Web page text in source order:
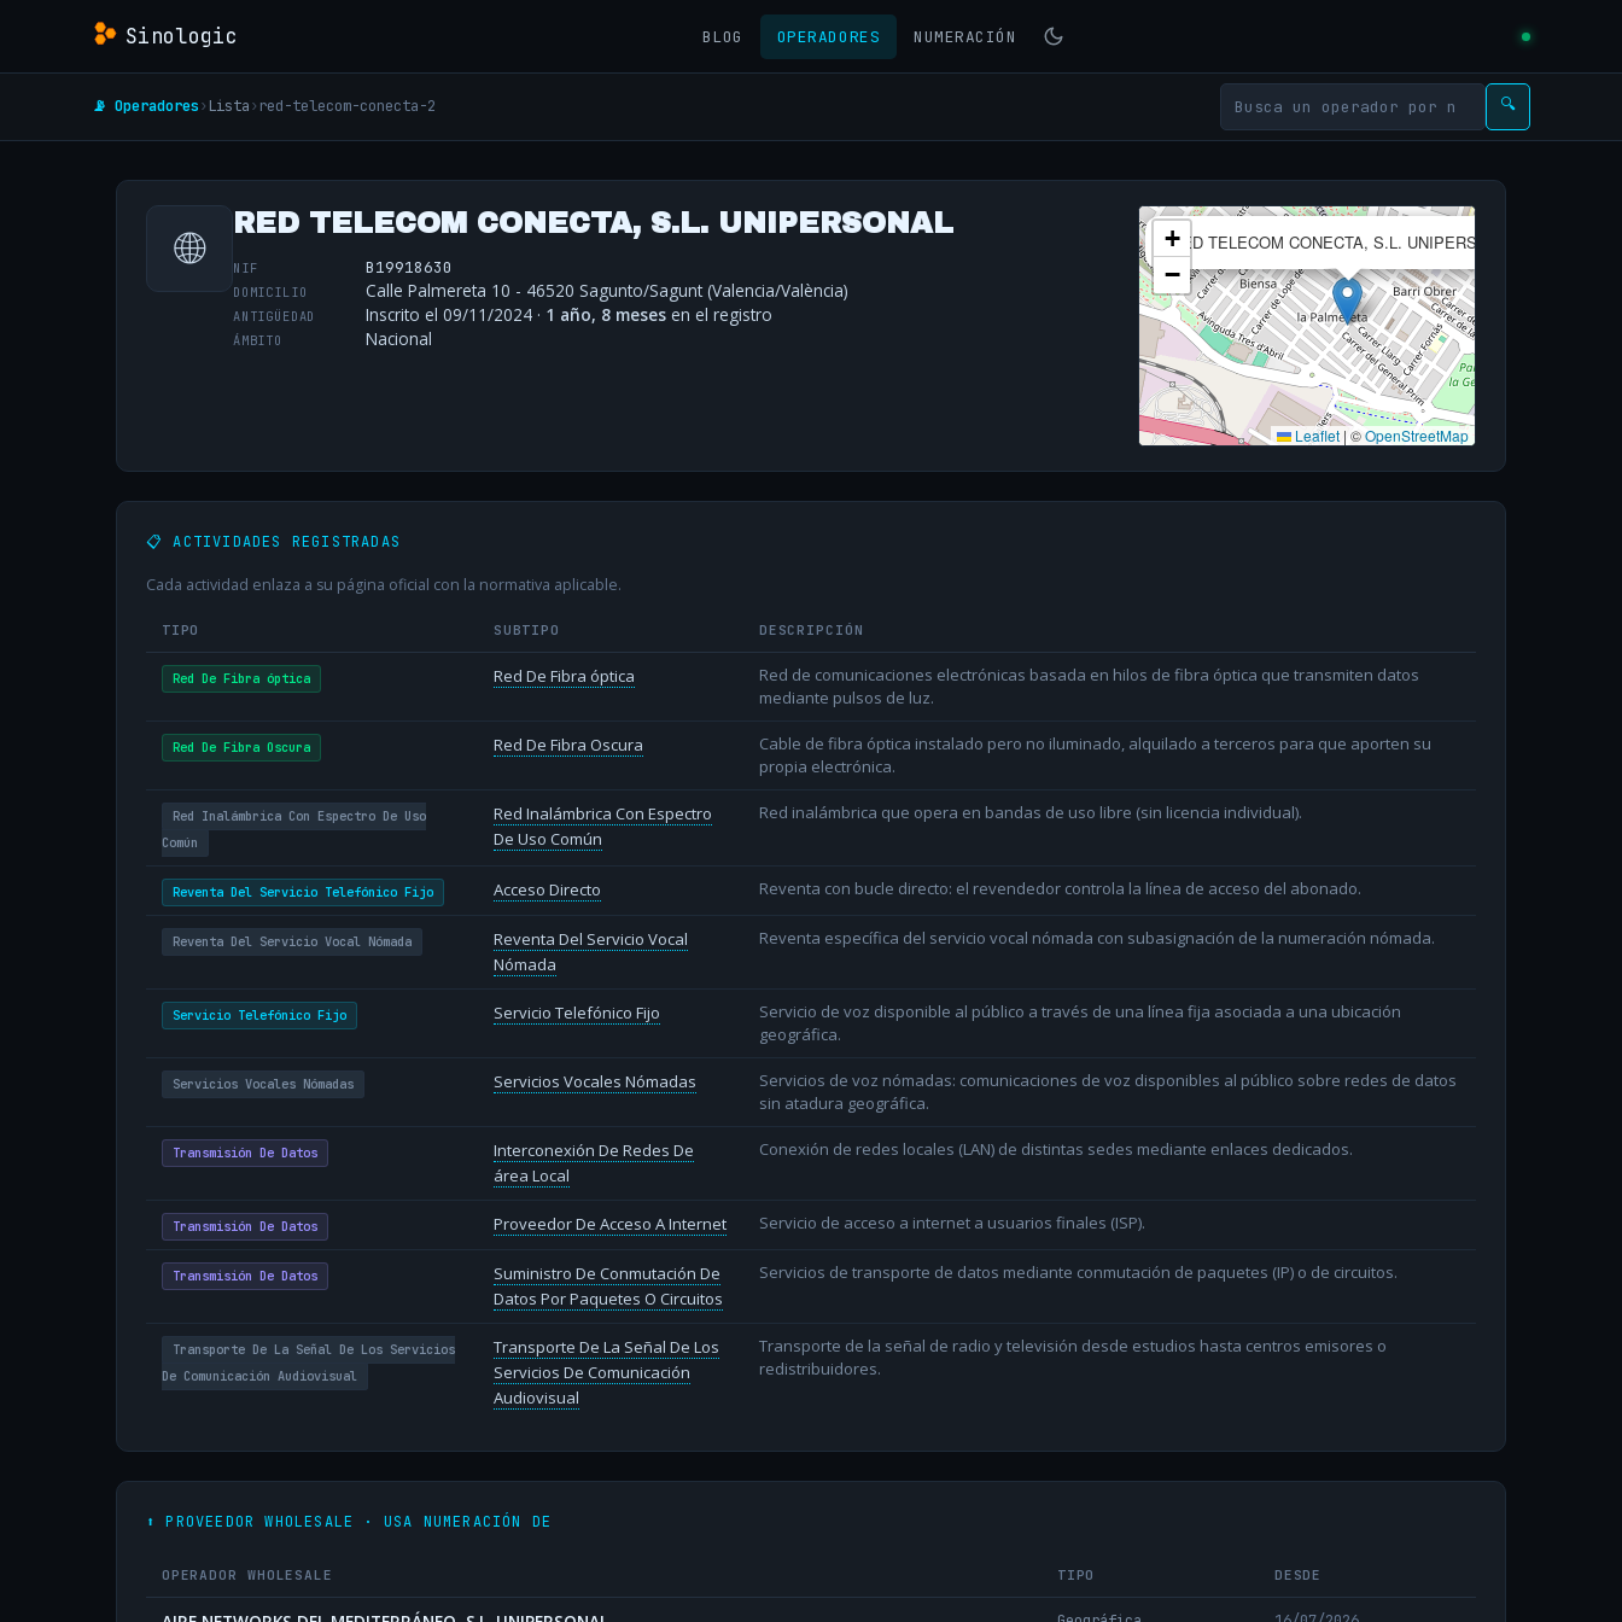
Sinologic BLOG OPERADORES NUMERACIÓN
📡 Operadores› Lista› red-telecom-conecta-2 🔍
🌐 RED TELECOM CONECTA, S.L. UNIPERSONAL
NIF B19918630
DOMICILIO Calle Palmereta 10 - 46520 Sagunto/Sagunt (Valencia/València)
ANTIGÜEDAD Inscrito el 09/11/2024 · 1 año, 8 meses en el registro
ÁMBITO Nacional
RED TELECOM CONECTA, S.L. UNIPERSONAL
+
−
Leaflet | ©OpenStreetMap
📋 ACTIVIDADES REGISTRADAS
Cada actividad enlaza a su página oficial con la normativa aplicable.
TIPO SUBTIPO DESCRIPCIÓN
Red De Fibra óptica Red De Fibra óptica
Red de comunicaciones electrónicas basada en hilos de fibra óptica que transmiten datos
mediante pulsos de luz.
Red De Fibra Oscura Red De Fibra Oscura
Cable de fibra óptica instalado pero no iluminado, alquilado a terceros para que aporten su
propia electrónica.
Red Inalámbrica Con Espectro De Uso
Común
Red Inalámbrica Con Espectro
De Uso Común
Red inalámbrica que opera en bandas de uso libre (sin licencia individual).
Reventa Del Servicio Telefónico Fijo Acceso Directo Reventa con bucle directo: el revendedor controla la línea de acceso del abonado.
Reventa Del Servicio Vocal Nómada
Reventa Del Servicio Vocal
Nómada
Reventa específica del servicio vocal nómada con subasignación de la numeración nómada.
Servicio Telefónico Fijo Servicio Telefónico Fijo
Servicio de voz disponible al público a través de una línea fija asociada a una ubicación
geográfica.
Servicios Vocales Nómadas Servicios Vocales Nómadas
Servicios de voz nómadas: comunicaciones de voz disponibles al público sobre redes de datos
sin atadura geográfica.
Transmisión De Datos
Interconexión De Redes De
área Local
Conexión de redes locales (LAN) de distintas sedes mediante enlaces dedicados.
Transmisión De Datos Proveedor De Acceso A Internet Servicio de acceso a internet a usuarios finales (ISP).
Transmisión De Datos
Suministro De Conmutación De
Datos Por Paquetes O Circuitos
Servicios de transporte de datos mediante conmutación de paquetes (IP) o de circuitos.
Transporte De La Señal De Los Servicios
De Comunicación Audiovisual
Transporte De La Señal De Los
Servicios De Comunicación
Audiovisual
Transporte de la señal de radio y televisión desde estudios hasta centros emisores o
redistribuidores.
⬆️ PROVEEDOR WHOLESALE · USA NUMERACIÓN DE
OPERADOR WHOLESALE TIPO DESDE